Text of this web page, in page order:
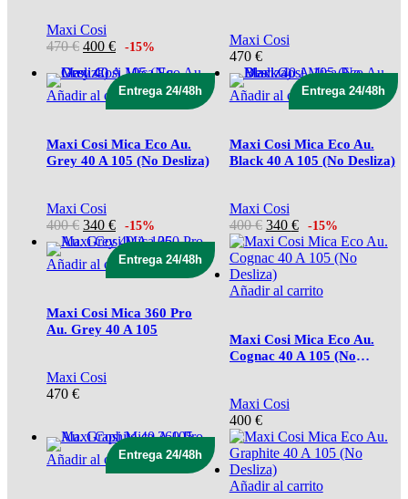
Maxi Cosi
470€ El
original
era:
470 €.
400 €El
actual
es:
400 €.
-15%
Maxi Cosi
470 €
Entrega 24/48h
Añadir al carrito
Maxi Cosi Mica Eco Au.
Grey 40 A 105 (No Desliza)
Maxi Cosi
400€ El
precio
original
era:
340 €El
precio
actual
-15%
Entrega 24/48h
Añadir al carrito
Maxi Cosi Mica Eco Au.
Black 40 A 105 (No Desliza)
Maxi Cosi
400€ El
precio
original
era:
400 €.
340 €El
precio
actual
340 €.
-15%
Entrega 24/48h
Añadir al carrito
Maxi Cosi Mica 360 Pro
Au. Grey 40 A 105
Maxi Cosi
470 €
Añadir al carrito
Maxi Cosi Mica Eco Au.
Cognac 40 A 105 (No
Maxi Cosi
400 €
Entrega 24/48h
Añadir al carrito
Añadir al carrito